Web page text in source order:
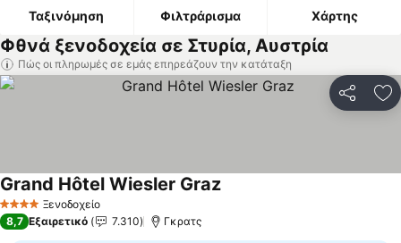
Ταξινόμηση Φιλτράρισμα Χάρτης
Φθνά ξενοδοχεία σε Στυρία, Αυστρία
Πώς οι πληρωμές σε εμάς επηρεάζουν την κατάταξη
4 ΑστέριαΞενοδοχείο
Grand Hôtel Wiesler GrazΕμφάνιση τιμών
8,7 Εξαιρετικό 7.310 Γκρατς